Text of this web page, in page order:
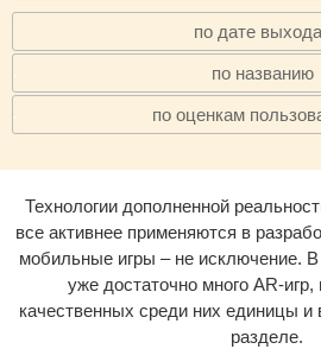
по дате выхода
· по названию
· по оценкам
Технологии дополненной
все активнее применяются в
мобильные игры – не исключение.
уже достаточно много AR-игр,
качественных среди них единицы
разделе.